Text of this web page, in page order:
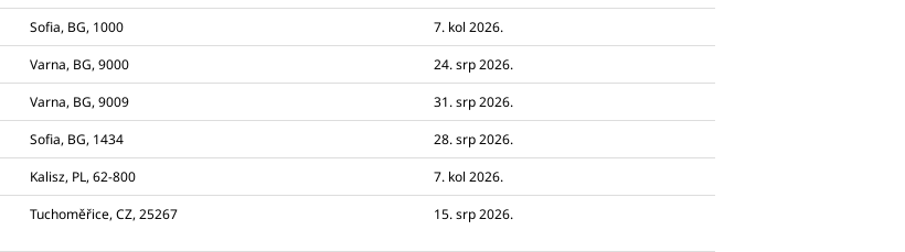
Sofia, BG, 1000
7. kol 2026.
Varna, BG, 9000
24. srp 2026.
Varna, BG, 9009
31. srp 2026.
Sofia, BG, 1434
28. srp 2026.
Kalisz, PL, 62-800
7. kol 2026.
Tuchoměřice, CZ, 25267 15. srp 2026.